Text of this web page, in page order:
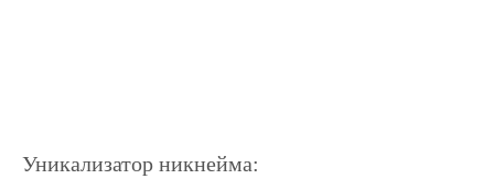
Уникализатор никнейма: